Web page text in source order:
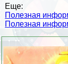
Еще:
Полезная
Полезная